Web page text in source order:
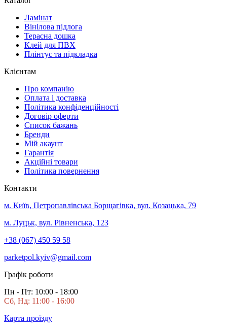
Ламінат
Вінілова підлога
Терасна дошка
Клей для ПВХ
Плінтус та підкладка
Клієнтам
Про компанію
Оплата і доставка
Політика конфіденційності
Договір оферти
Список бажань
Бренди
Мій акаунт
Гарантія
Акційні товари
Політика повернення
Контакти
м. Київ, Петропавлівська Борщагівка, вул. Козацька, 79
м. Луцьк, вул. Рівненська, 123
+38 (067) 450 59 58
parketpol.kyiv@gmail.com
Графік роботи
Пн - Пт: 10:00 - 18:00
Сб, Нд: 11:00 - 16:00
Карта проїзду